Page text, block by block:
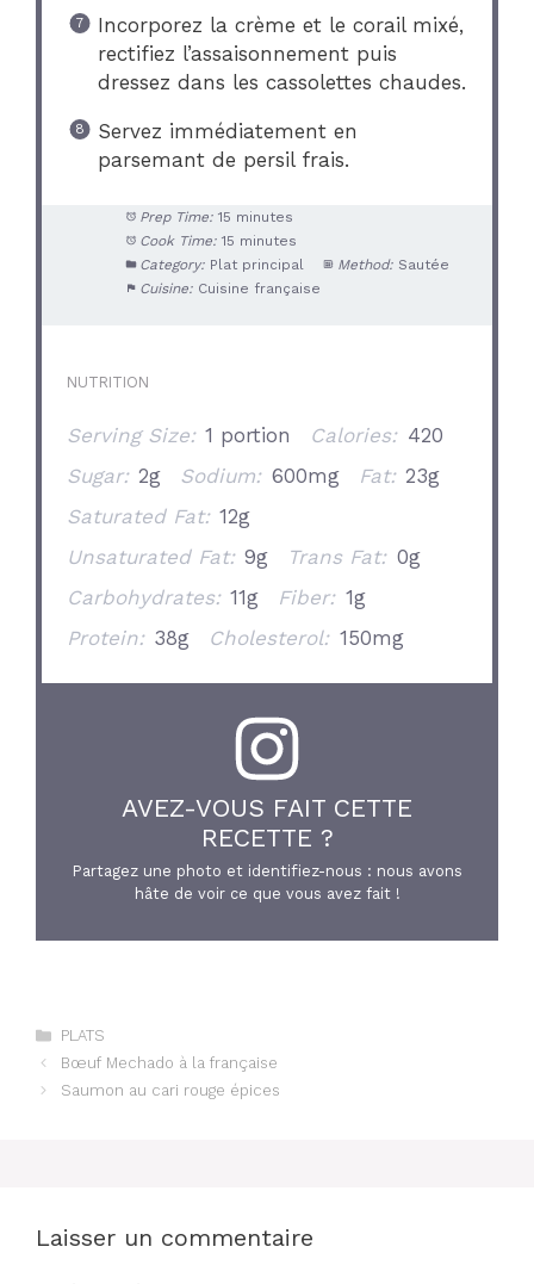
Incorporez la crème et le corail mixé,
rectifiez l’assaisonnement puis
dressez dans les cassolettes chaudes.
Servez immédiatement en
parsemant de persil frais.
Prep Time: 15 minutes
Cook Time: 15 minutes
Category: Plat principal Method: Sautée
Cuisine: Cuisine française
NUTRITION
Serving Size: 1 portion Calories: 420
Sugar: 2g Sodium: 600mg Fat: 23g
Saturated Fat: 12g
Unsaturated Fat: 9g Trans Fat: 0g
Carbohydrates: 11g Fiber: 1g
Protein: 38g Cholesterol: 150mg
AVEZ-VOUS FAIT CETTE
RECETTE ?
Partagez une photo et identifiez-nous : nous avons
hâte de voir ce que vous avez fait !
Catégories
PLATS
Bœuf Mechado à la française
Saumon au cari rouge épices
Laisser un commentaire